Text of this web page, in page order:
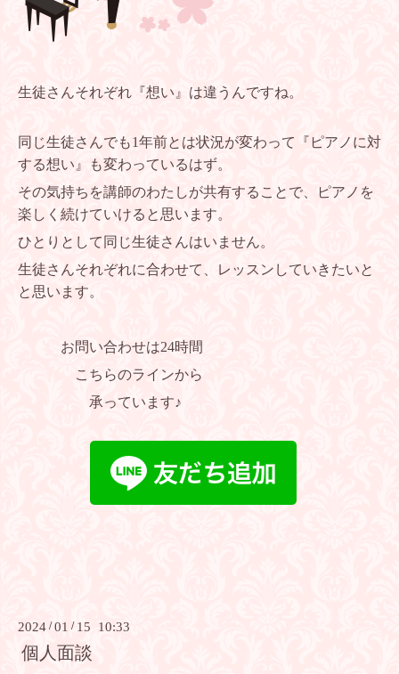
生徒さんそれぞれ『想い』は違うんですね。
同じ生徒さんでも1年前とは状況が変わって『ピアノに対
する想い』も変わっているはず。
その気持ちを講師のわたしが共有することで、ピアノを
楽しく続けていけると思います。
ひとりとして同じ生徒さんはいません。
生徒さんそれぞれに合わせて、レッスンしていきたいと
と思います。
お問い合わせは24時間
こちらのラインから
承っています♪
2024 /01 / 15 10:33
個人面談